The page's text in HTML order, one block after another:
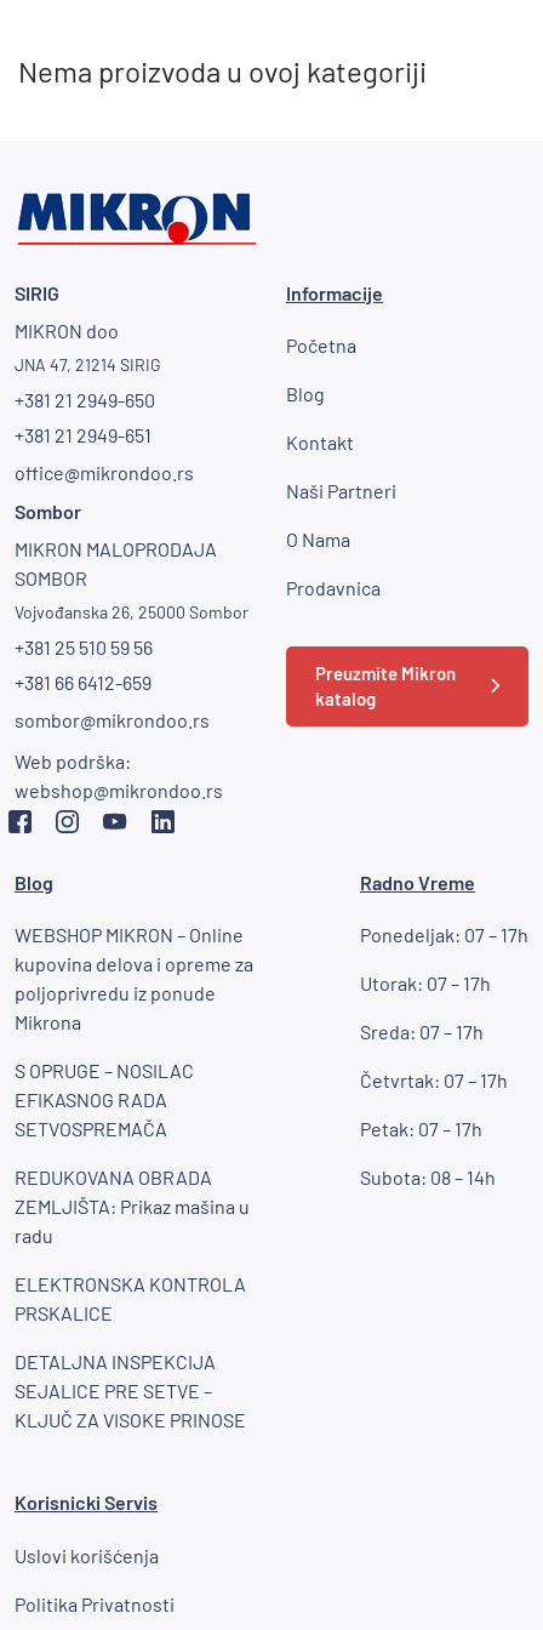
Cena
Sačuvaj
Filter
Nema proizvoda u ovoj kategoriji
SIRIG
MIKRON doo
JNA 47, 21214 SIRIG
+381 21 2949-650
+381 21 2949-651
office@mikrondoo.rs
Sombor
MIKRON MALOPRODAJA
SOMBOR
Vojvođanska 26, 25000 Sombor
+381 25 510 59 56
+381 66 6412-659
sombor@mikrondoo.rs
Web podrška:
webshop@mikrondoo.rs
Informacije
Početna
Blog
Kontakt
Naši Partneri
O Nama
Prodavnica
Preuzmite Mikron
katalog
Blog
WEBSHOP MIKRON – Online
kupovina delova i opreme za
poljoprivredu iz ponude
Mikrona
S OPRUGE – NOSILAC
EFIKASNOG RADA
SETVOSPREMAČA
REDUKOVANA OBRADA
ZEMLJIŠTA: Prikaz mašina u
radu
ELEKTRONSKA KONTROLA
PRSKALICE
DETALJNA INSPEKCIJA
SEJALICE PRE SETVE –
KLJUČ ZA VISOKE PRINOSE
Radno Vreme
Ponedeljak: 07 – 17h
Utorak: 07 – 17h
Sreda: 07 – 17h
Četvrtak: 07 – 17h
Petak: 07 – 17h
Subota: 08 – 14h
Korisnicki Servis
Uslovi korišćenja
Politika Privatnosti